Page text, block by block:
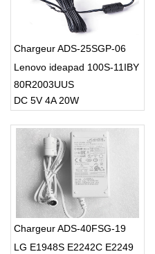
Chargeur ADS-25SGP-06
Lenovo ideapad 100S-11IBY
80R2003UUS
DC 5V 4A 20W
Chargeur ADS-40FSG-19
LG E1948S E2242C E2249